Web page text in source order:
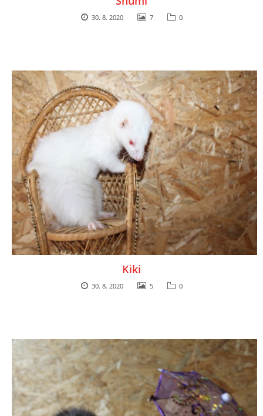
30. 8. 2020 7 0
Kiki
30. 8. 2020 5 0